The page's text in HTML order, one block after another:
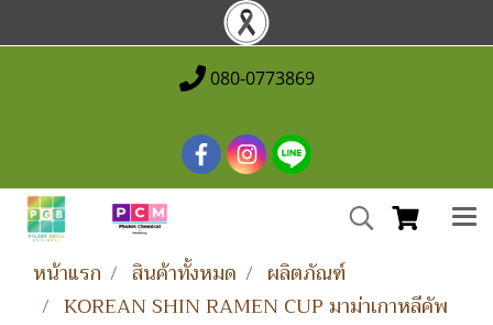
080-0773869
หน้าแรก สินค้าทั้งหมด
ผลิตภัณฑ์
KOREAN SHIN RAMEN CUP มาม่าเกาหลีคัพ